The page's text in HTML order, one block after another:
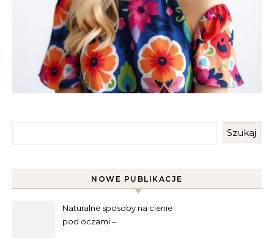
Szukaj
NOWE PUBLIKACJE
Naturalne sposoby na cienie
pod oczami –